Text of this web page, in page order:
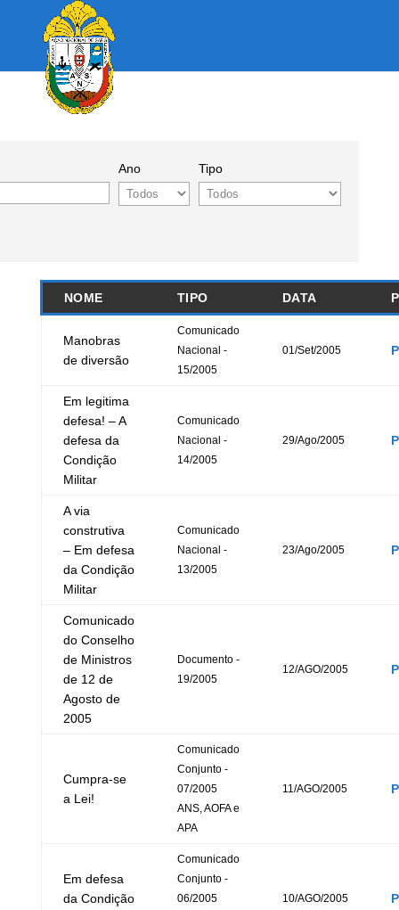
Ano Tipo
NOME TIPO DATA
Manobras
de diversão
Comunicado
Nacional -
15/2005
01/Set/2005
Em legitima
defesa! – A
defesa da
Condição
Militar
Comunicado
Nacional -
14/2005
29/Ago/2005
A via
construtiva
– Em defesa
da Condição
Militar
Comunicado
Nacional -
13/2005
23/Ago/2005
Comunicado
do Conselho
de Ministros
de 12 de
Agosto de
2005
Documento -
19/2005
12/AGO/2005
Cumpra-se
a Lei!
Comunicado
Conjunto -
07/2005
ANS, AOFA e
APA
11/AGO/2005
Em defesa
da Condição
Comunicado
Conjunto -
06/2005
10/AGO/2005